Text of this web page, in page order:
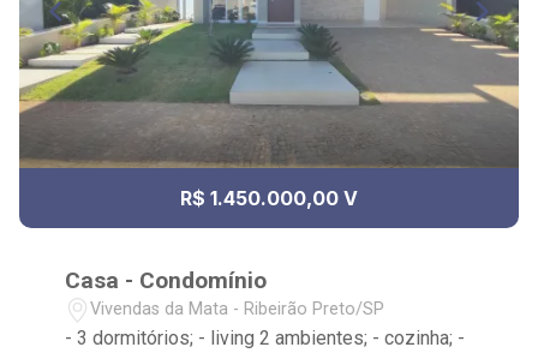
R$ 1.450.000,00 V
Casa - Condomínio
Vivendas da Mata - Ribeirão Preto/SP
- 3 dormitórios; - living 2 ambientes; - cozinha; -